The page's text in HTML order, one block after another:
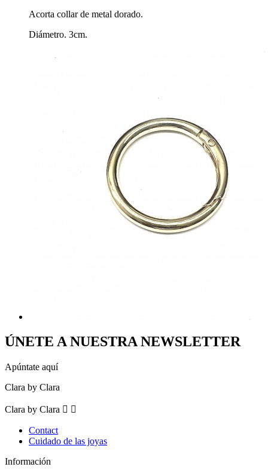
Acorta collar de metal dorado.
Diámetro. 3cm.
ÚNETE A NUESTRA NEWSLETTER
Apúntate aquí
Clara by Clara
Clara by Clara  
Contact
Cuidado de las joyas
Información